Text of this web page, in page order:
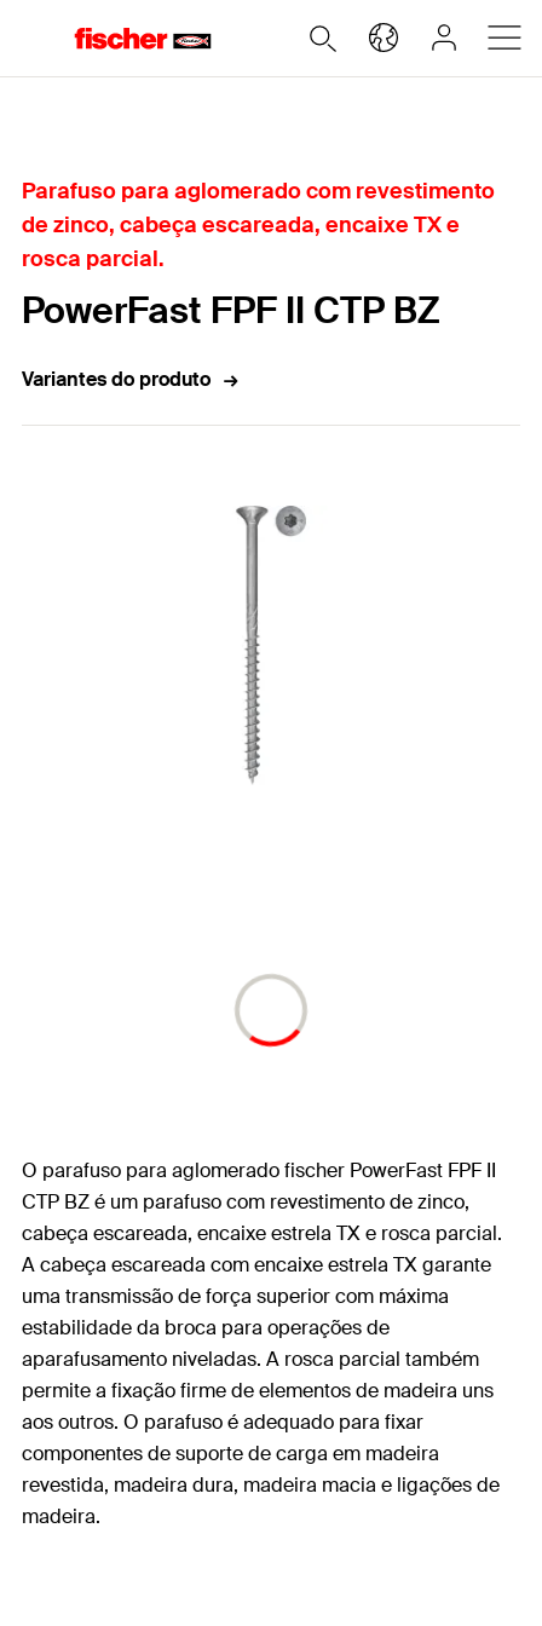
Parafuso para aglomerado com revestimento
de zinco, cabeça escareada, encaixe TX e
rosca parcial.
PowerFast FPF II CTP BZ
Variantes do produto
O parafuso para aglomerado fischer PowerFast FPF II
CTP BZ é um parafuso com revestimento de zinco,
cabeça escareada, encaixe estrela TX e rosca parcial.
A cabeça escareada com encaixe estrela TX garante
uma transmissão de força superior com máxima
estabilidade da broca para operações de
aparafusamento niveladas. A rosca parcial também
permite a fixação firme de elementos de madeira uns
aos outros. O parafuso é adequado para fixar
componentes de suporte de carga em madeira
revestida, madeira dura, madeira macia e ligações de
madeira.